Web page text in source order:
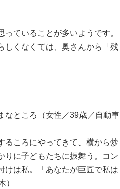
ていることが多いようです。
しくなくては、奥さんから「残
なところ（女性／39歳／自動車
るころにやってきて、横から炒
りに子どもたちに振舞う。コン
けは私。「あなたが巨匠で私は
）